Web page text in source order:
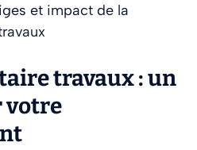
et impact de la
travaux : un
votre